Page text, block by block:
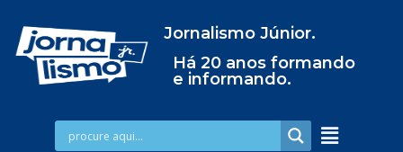
Jornalismo Júnior.
Há 20 anos formando
e informando.